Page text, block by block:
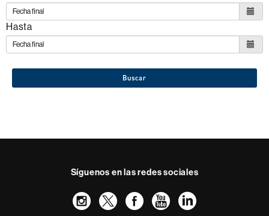
Hasta
Buscar
Síguenos en las redes sociales
Instagram
TwitterFacebook
Youtube
LinkedIn